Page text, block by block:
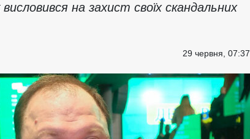
на захист своїх скандальних
29 червня, 07:37